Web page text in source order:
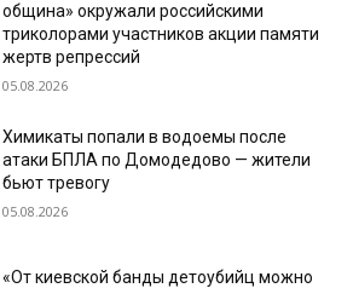
община» окружали российскими
триколорами участников акции памяти
жертв репрессий
05.08.2026
Химикаты попали в водоемы после
атаки БПЛА по Домодедово — жители
бьют тревогу
05.08.2026
«От киевской банды детоубийц можно